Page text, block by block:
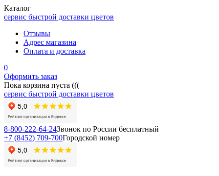
Каталог
сервис быстрой доставки цветов
Отзывы
Адрес магазина
Оплата и доставка
0
Оформить заказ
Пока корзина пуста (((
сервис быстрой доставки цветов
8-800-222-64-24Звонок по России бесплатный
+7 (8452) 709-700Городской номер